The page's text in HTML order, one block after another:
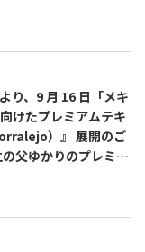
り、9 月 16 日「メキ
けたプレミアムテキ
）』 展開のご
父ゆかりのプレミア